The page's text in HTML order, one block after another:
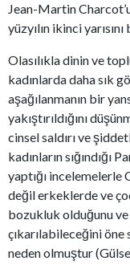
Jean-Martin
yüzyılın ikinci
Olasılıkla dinin ve
kadınlarda daha sık
aşağılanmanın bir
yakıştırıldığını
cinsel saldırı ve
kadınların sığındığı
yaptığı incelemelerle
değil erkeklerde ve
bozukluk olduğunu
çıkarılabileceğini
neden olmuştur